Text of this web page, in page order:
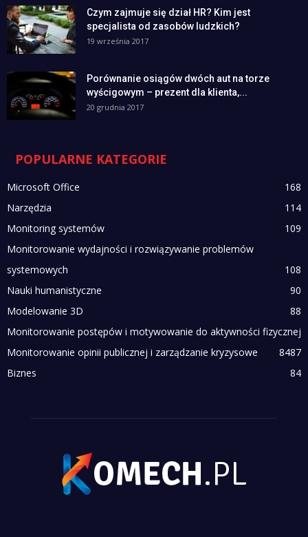
Czym zajmuje się dział HR? Kim jest
specjalista od zasobów ludzkich?
19 września 2017
Porównanie osiągów dwóch aut na torze
wyścigowym – prezent dla klienta,...
20 grudnia 2017
POPULARNE KATEGORIE
Microsoft Office
168
Narzędzia
114
Monitoring systemów
109
Monitorowanie wydajności i rozwiązywanie problemów
systemowych
108
Nauki humanistyczne
90
Modelowanie 3D
88
Monitorowanie postępów i motywowanie do aktywności fizycznej
87
Monitorowanie opinii publicznej i zarządzanie kryzysowe
84
Biznes
84